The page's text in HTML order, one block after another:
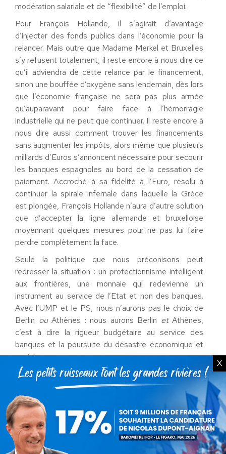
modération salariale et de “flexibilité” de l’emploi.
Pour François Hollande, il s’agirait d’avantage
d’injecter des fonds publics dans l’économie pour la
relancer. Mais outre que Madame Merkel et Bruxelles
s’y refusent totalement, il reste encore à nous dire ce
qu’il adviendra de cette relance par le financement,
sinon une bouffée d’oxygène sans lendemain, dès lors
que l’économie française ne sera pas plus armée
qu’auparavant pour faire face à l’hémorragie
industrielle qui ne peut que continuer. Il reste encore à
nous dire aussi comment trouver les financements
sans augmenter les impôts, alors même que plusieurs
milliards d’Euros s’annoncent nécessaire pour secourir
les banques espagnoles au bord de la cessation de
paiement. Accroché à sa fidélité à l’Euro, résolu à
continuer la spirale infernale dans laquelle la Grèce
est plongée, François Hollande n’aura d’autre solution
que d’accepter la ligne allemande et bruxelloise
moyennant quelques mesures pour ne pas lui faire
perdre complètement la face.
Seule la politique que nous préconisons peut
redresser la situation : un protectionnisme intelligent
aux frontières, une monnaie qui redevienne un
instrument au service de l’Etat et non des banques.
Avec l’UMP et le PS, nous n’aurons pas le choix de
Berlin ouAthènes : nous aurons Berlin etAthènes,
c’est à dire la rigueur budgétaire au service des
banques et la poursuite du désastre économique et
social.
François MORVAN
Vice-président de Debout La République
Catégorie : Non classé
Debout La France
X